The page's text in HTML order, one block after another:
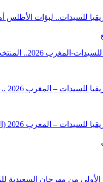
للسيدات.. لبؤات الأطلس
المغربي يتأهل إلى ربع النهائي عقب تعادله مع…
– المغرب 2026 .. “لبؤات الأطلس” يواجهن…
2026 (المجموعة الأولى/الجولة الثانية)..المنتخب…
من مهرجان السعيدية للموسيقى من 5